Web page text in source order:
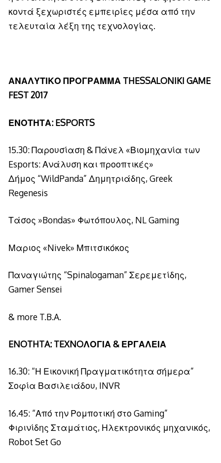
κοντά ξεχωριστές εμπειρίες μέσα από την
τελευταία λέξη της τεχνολογίας.
ΑΝΑΛΥΤΙΚΟ ΠΡΟΓΡΑΜΜΑ THESSALONIKI GAME
FEST 2017
ΕΝΟΤΗΤΑ: ESPORTS
15.30: Παρουσίαση & Πάνελ «Βιομηχανία των
Esports: Ανάλυση και προοπτικές»
Δήμος “WildPanda” Δημητριάδης, Greek
Regenesis
Τάσος »Bondas» Φωτόπουλος, NL Gaming
Μαριος «Nivek» Μπιτσικόκος
Παναγιώτης “Spinalogaman” Σερεμετίδης,
Gamer Sensei
& more T.B.A.
ENOTHTA: TEXNOΛΟΓΙΑ & ΕΡΓΑΛΕΙΑ
16.30: “Η Εικονική Πραγματικότητα σήμερα”
Σοφία Βασιλειάδου, INVR
16.45: “Από την Ρομποτική στο Gaming”
Φιρινίδης Σταμάτιος, Ηλεκτρονικός μηχανικός,
Robot Set Go